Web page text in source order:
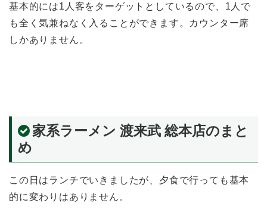
基本的には1人客をターゲットとしているので、1人で
も全く気兼ねなく入ることができます。カウンター席
しかありません。
家系ラーメン 渡来武 総本店のまと
め
この日はランチでいきましたが、夕食で行っても基本
的に変わりはありません。